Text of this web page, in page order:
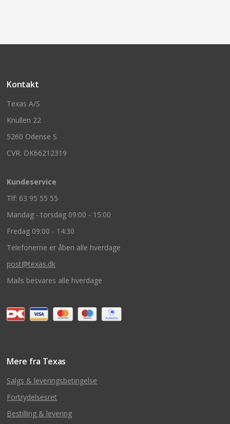
Kontakt
Texas A/S
Knullen 22
5260 Odense S
CVR: DK66212319
Kundeservice
Tlf: 63 95 55 55
Mandag - torsdag 09:00 - 15:00
Fredag 09:00 - 14:30
Telefonerne er åben alle hverdage
post@texas.dk
Mails besvares alle hverdage
Mere fra Texas
Salgs & leveringsbetingelse
Fortrydelsesret
Bestilling & levering